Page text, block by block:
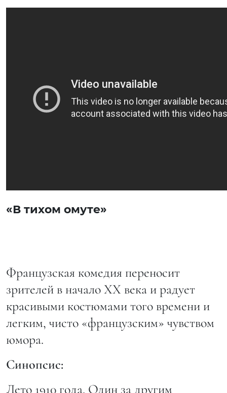
«В тихом омуте»
Французская комедия переносит
зрителей в начало XX века и радует
красивыми костюмами того времени и
легким, чисто «французским» чувством
юмора.
Синопсис:
Лето 1910 года. Один за другим